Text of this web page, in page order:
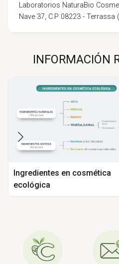
Laboratorios NaturaBio
Nave 37, C.P 08223 - Terrassa
INFORMACIÓN
Ingredientes en cosmética
ecológica